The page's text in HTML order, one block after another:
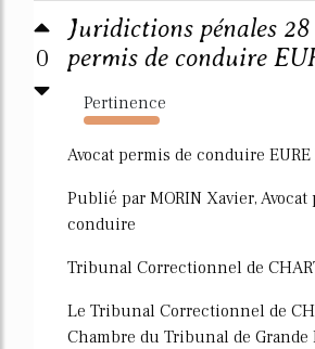
0
Juridictions pénales
permis de conduire
Pertinence
1776%
Avocat permis de conduire EURE
Publié par MORIN Xavier, Avocat
conduire
Tribunal Correctionnel de
Le Tribunal Correctionnel de
Chambre du Tribunal de Grande